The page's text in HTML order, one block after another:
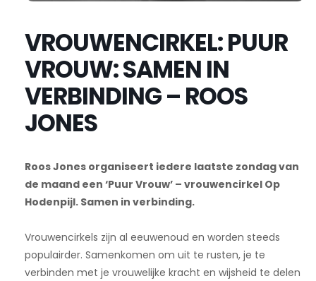
VROUWENCIRKEL: PUUR
VROUW: SAMEN IN
VERBINDING – ROOS
JONES
Roos Jones organiseert iedere laatste zondag van
de maand een ‘Puur Vrouw’ – vrouwencirkel Op
Hodenpijl. Samen in verbinding.
Vrouwencirkels zijn al eeuwenoud en worden steeds
populairder. Samenkomen om uit te rusten, je te
verbinden met je vrouwelijke kracht en wijsheid te delen